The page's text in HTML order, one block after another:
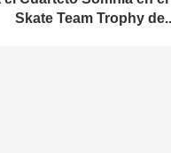
Skate Team Trophy